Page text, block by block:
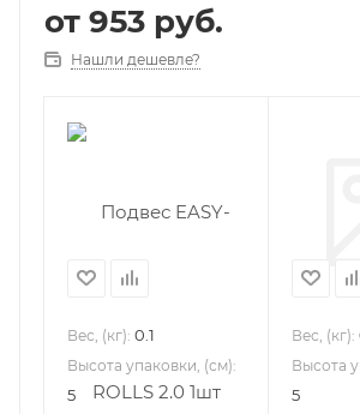
от 953 руб.
Нашли дешевле?
Вес, (кг): 0.1
Высота упаковки, (см):
5
Вес, (кг):
Высота
5